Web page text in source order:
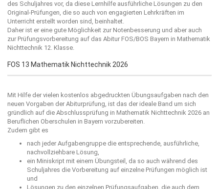
des Schuljahres vor, da diese Lernhilfe ausführliche Lösungen zu den
Original-Prüfungen, die so auch von engagierten Lehrkräften im
Unterricht erstellt worden sind, beinhaltet.
Daher ist er eine gute Möglichkeit zur Notenbesserung und aber auch
zur Prüfungsvorbereitung auf das Abitur FOS/BOS Bayern in Mathematik
Nichttechnik 12. Klasse.
FOS 13 Mathematik Nichttechnik 2026
Mit Hilfe der vielen kostenlos abgedruckten Übungsaufgaben nach den
neuen Vorgaben der Abiturprüfung, ist das der ideale Band um sich
gründlich auf die Abschlussprüfung in Mathematik Nichttechnik 2026 an
Beruflichen Oberschulen in Bayern vorzubereiten.
Zudem gibt es
nach jeder Aufgabengruppe die entsprechende, ausführliche,
nachvollziehbare Lösung,
ein Miniskript mit einem Übungsteil, da so auch während des
Schuljahres die Vorbereitung auf einzelne Prüfungen möglich ist
und
Lösungen zu den einzelnen Prüfungsaufgaben, die auch dem